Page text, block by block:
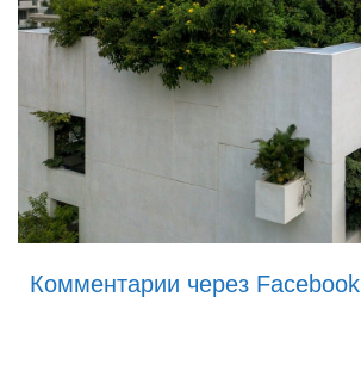
Комментарии через Facebook